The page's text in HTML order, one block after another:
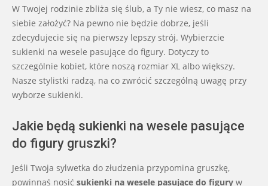
21
W Twojej rodzinie zbliża się ślub, a Ty nie wiesz, co masz na
siebie założyć? Na pewno nie będzie dobrze, jeśli
zdecydujecie się na pierwszy lepszy strój. Wybierzcie
sukienki na wesele pasujące do figury. Dotyczy to
szczególnie kobiet, które noszą rozmiar XL albo większy.
Nasze stylistki radzą, na co zwrócić szczególną uwagę przy
wyborze sukienki.
Jakie będą sukienki na wesele pasujące
do figury gruszki?
Jeśli Twoja sylwetka do złudzenia przypomina gruszkę,
powinnaś nosić sukienki na wesele pasujące do figury w